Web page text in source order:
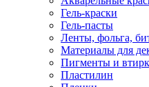
Гель-краски
Гель-пасты
Ленты, фольга,
Материалы для
Пигменты и
Пластилин